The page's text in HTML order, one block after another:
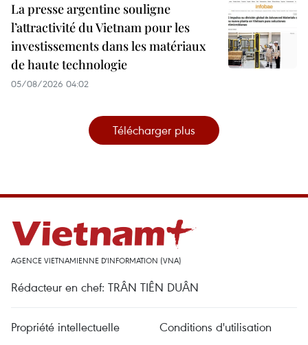
La presse argentine souligne
l’attractivité du Vietnam pour les
investissements dans les matériaux
de haute technologie
05/08/2026 04:02
Télécharger plus
AGENCE VIETNAMIENNE D'INFORMATION (VNA)
Rédacteur en chef: TRÂN TIÊN DUÂN
Propriété intellectuelle
Conditions d'utilisation